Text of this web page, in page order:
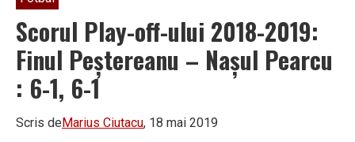
Scorul Play-off-ului 2018-2019:
Finul Peștereanu – Nașul Pearcu
: 6-1, 6-1
Scris de Marius Ciutacu, 18 mai 2019